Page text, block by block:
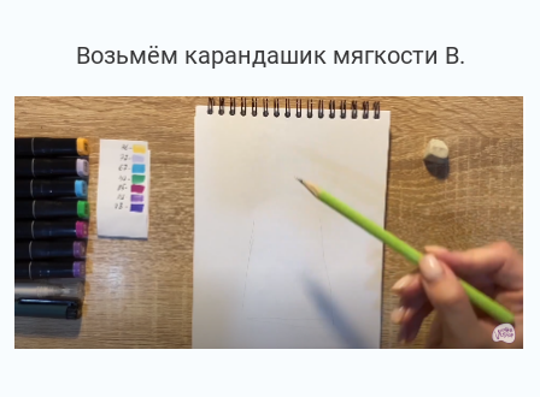
Возьмём карандашик мягкости В.